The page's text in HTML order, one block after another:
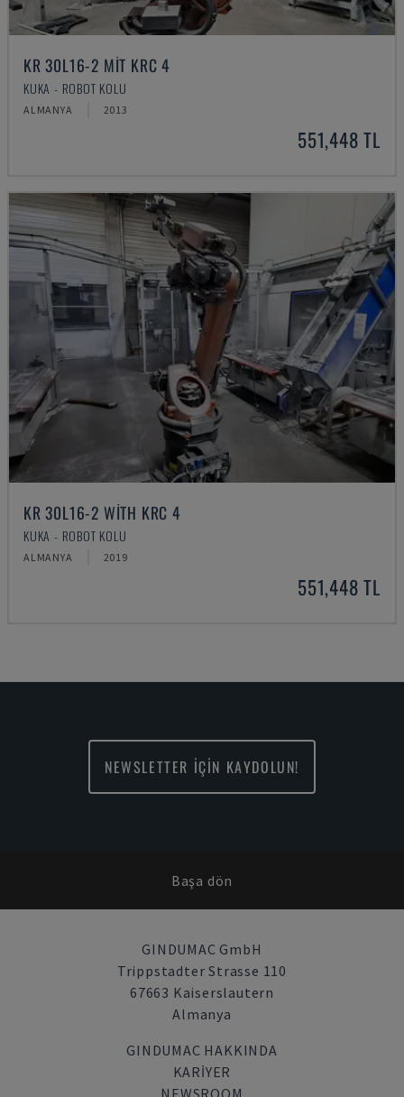
KR 30L16-2 MIT KRC 4
KUKA - ROBOT KOLU
ALMANYA 2013
551,448 TL
KR 30L16-2 WITH KRC 4
KUKA - ROBOT KOLU
ALMANYA 2019
551,448 TL
NEWSLETTER İÇİN KAYDOLUN!
Başa dön
GINDUMAC GmbH
Trippstadter Strasse 110
67663 Kaiserslautern
Almanya
GINDUMAC HAKKINDA
KARIYER
NEWSROOM